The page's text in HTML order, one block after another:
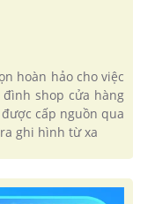
hoàn hảo cho việc
shop cửa hàng
cấp nguồn qua
ghi hình từ xa